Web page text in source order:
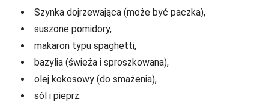
Szynka dojrzewająca (może być paczka),
suszone pomidory,
makaron typu spaghetti,
bazylia (świeża i sproszkowana),
olej kokosowy (do smażenia),
sól i pieprz.